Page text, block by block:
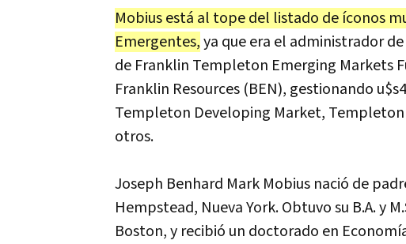
Mobius está al tope del listado de íconos
Emergentes,ya que era el administrador
de Franklin Templeton Emerging Markets
Franklin Resources (BEN), gestionando
Templeton Developing Market,
otros.
Joseph Benhard Mark Mobius nació de
Hempstead, Nueva York. Obtuvo su B.A. y
Boston, y recibió un doctorado en